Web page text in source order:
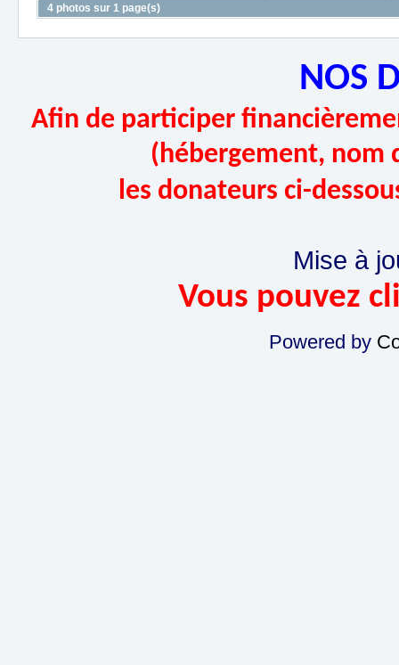
4 photos sur 1 page(s)
NOS
Afin de participer
(hébergement,
les donateurs ci-
Mise à
Vous pouvez
Powered by